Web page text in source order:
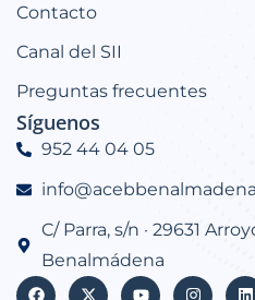
Contacto
Canal del SII
Preguntas frecuentes
Síguenos
952 44 04 05
C/ Parra, s/n · 29631
Benalmádena